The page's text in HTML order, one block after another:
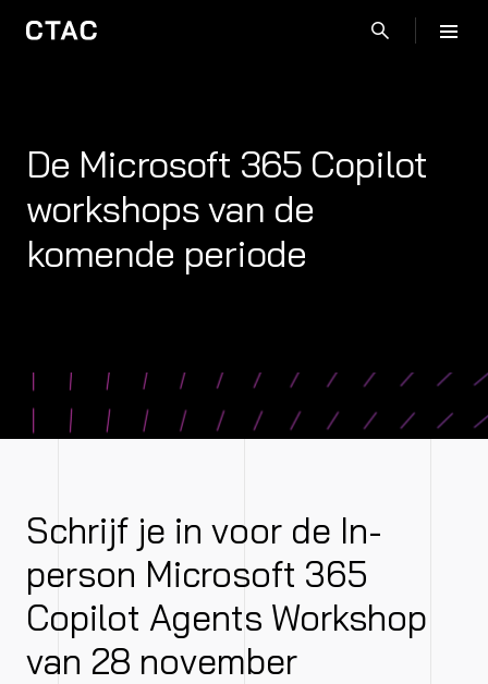
De Microsoft 365 Copilot
workshops van de
komende periode
Schrijf je in voor de In-
person Microsoft 365
Copilot Agents Workshop
van 28 november